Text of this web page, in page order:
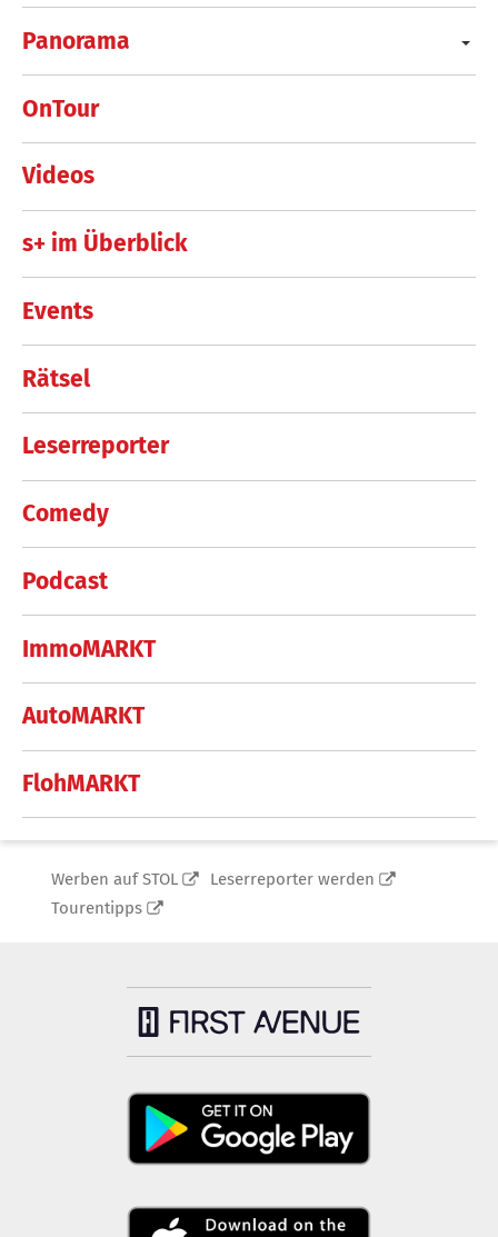
Panorama
OnTour
Videos
s+ im Überblick
Events
Rätsel
Leserreporter
Comedy
Podcast
ImmoMARKT
AutoMARKT
FlohMARKT
Werben auf STOL
Leserreporter werden
Tourentipps